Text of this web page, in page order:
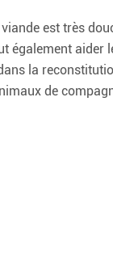
est très
également aider
la
de